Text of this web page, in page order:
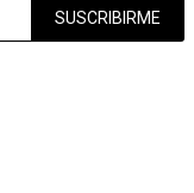
SUSCRIBIRME